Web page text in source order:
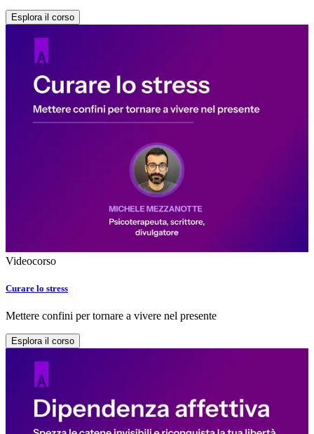
Esplora il corso
Videocorso
Curare lo stress
Mettere confini per tornare a vivere nel presente
Esplora il corso